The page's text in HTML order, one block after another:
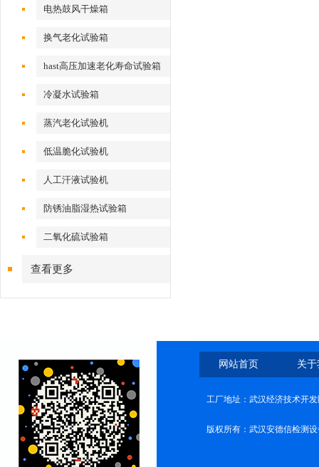
电热鼓风干燥箱
换气老化试验箱
hast高压加速老化寿命试验箱
冷凝水试验箱
蒸汽老化试验机
低温脆化试验机
人工汗液试验机
防锈油脂湿热试验箱
二氧化硫试验箱
查看更多
网站首页 关
工厂地址：武汉经济技术开
版权所有：武汉安德信检测